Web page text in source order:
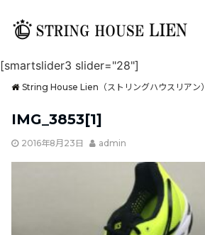
[smartslider3 slider="28"]
String House Lien（ストリングハウスリアン）
IMG_3853[1]
2016年8月23日 admin